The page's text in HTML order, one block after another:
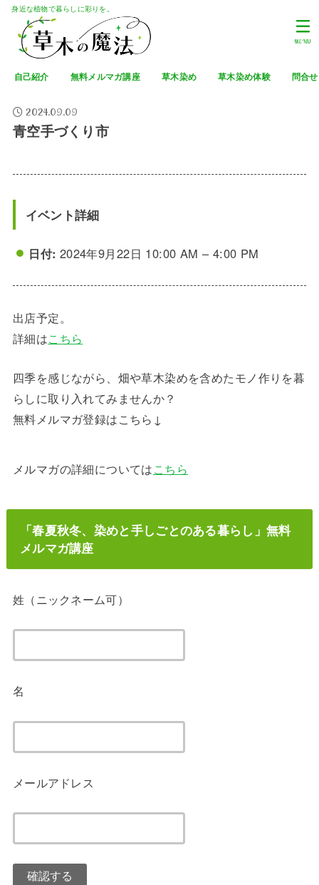
身近な植物で暮らしに彩りを。
自己紹介 無料メルマガ講座 草木染め 草木染め体験 問合せ
MENU
2024.09.09
青空手づくり市
イベント詳細
日付: 2024年9月22日 10:00 AM – 4:00 PM
出店予定。
詳細はこちら
四季を感じながら、畑や草木染めを含めたモノ作りを暮
らしに取り入れてみませんか？
無料メルマガ登録はこちら↓
メルマガの詳細についてはこちら
「春夏秋冬、染めと手しごとのある暮らし」無料
メルマガ講座
姓（ニックネーム可）
名
メールアドレス